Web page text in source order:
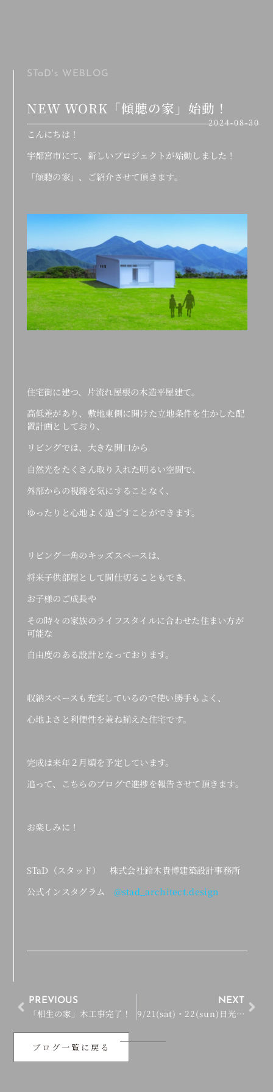
STaD's WEBLOG
NEW WORK「傾聴の家」始動！
2024-08-30
こんにちは！
宇都宮市にて、新しいプロジェクトが始動しました！
「傾聴の家」、ご紹介させて頂きます。
住宅街に建つ、片流れ屋根の木造平屋建て。
高低差があり、敷地東側に開けた立地条件を生かした配
置計画としており、
リビングでは、大きな開口から
自然光をたくさん取り入れた明るい空間で、
外部からの視線を気にすることなく、
ゆったりと心地よく過ごすことができます。
リビング一角のキッズスペースは、
将来子供部屋として間仕切ることもでき、
お子様のご成長や
その時々の家族のライフスタイルに合わせた住まい方が
可能な
自由度のある設計となっております。
収納スペースも充実しているので使い勝手もよく、
心地よさと利便性を兼ね揃えた住宅です。
完成は来年２月頃を予定しています。
追って、こちらのブログで進捗を報告させて頂きます。
お楽しみに！
STaD（スタッド） 株式会社鈴木貴博建築設計事務所
公式インスタグラム @stad_architect.design
PREVIOUS
「相生の家」木工事完了！
NEXT
9/21(sat)・22(sun)日光市「相生の家」OPEN HOUSE
ブログ一覧に戻る